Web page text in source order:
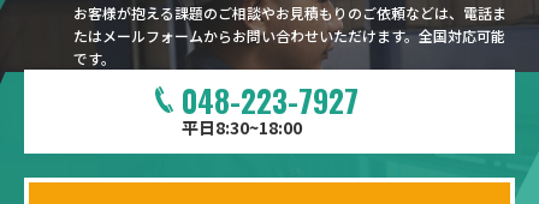
お客様が抱える課題のご相談やお見積もりのご依頼などは、電話ま
たはメールフォームからお問い合わせいただけます。全国対応可能
です。
048-223-7927
平日8:30~18:00